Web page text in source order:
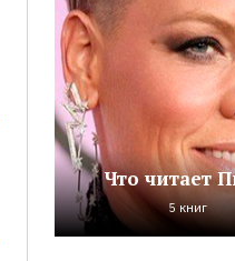
Что читает
5 книг